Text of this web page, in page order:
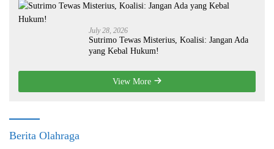
July 28, 2026
Sutrimo Tewas Misterius, Koalisi: Jangan Ada
yang Kebal Hukum!
View More
Berita Olahraga